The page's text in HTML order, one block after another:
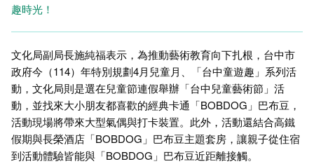
趣時光！
文化局副局長施純福表示，為推動藝術教育向下扎根，台中市
政府今（114）年特別規劃4月兒童月、「台中童遊趣」系列活
動，文化局則是選在兒童節連假舉辦「台中兒童藝術節」活
動，並找來大小朋友都喜歡的經典卡通「BOBDOG」巴布豆，
活動現場將帶來大型氣偶與打卡裝置。此外，活動還結合高鐵
假期與長榮酒店「BOBDOG」巴布豆主題套房，讓親子從住宿
到活動體驗皆能與「BOBDOG」巴布豆近距離接觸。